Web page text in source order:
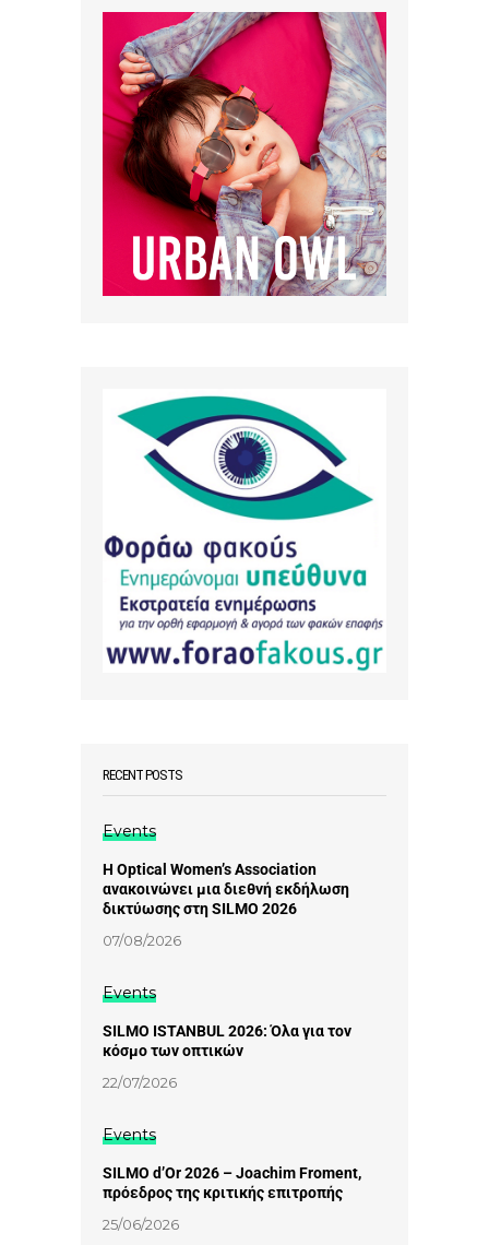
RECENT POSTS
Events
Η Optical Women’s Association
ανακοινώνει μια διεθνή εκδήλωση
δικτύωσης στη SILMO 2026
07/08/2026
Events
SILMO ISTANBUL 2026: Όλα για τον
κόσμο των οπτικών
22/07/2026
Events
SILMO d’Or 2026 – Joachim Froment,
πρόεδρος της κριτικής επιτροπής
25/06/2026